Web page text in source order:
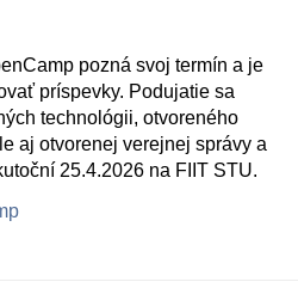
pozná svoj termín a je
príspevky. Podujatie sa
technológii, otvoreného
aj otvorenej verejnej správy a
25.4.2026 na FIIT STU.